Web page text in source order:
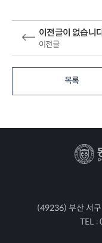
이전글
이전글이 없습니
목록
(49236) 부산 서
TEL :